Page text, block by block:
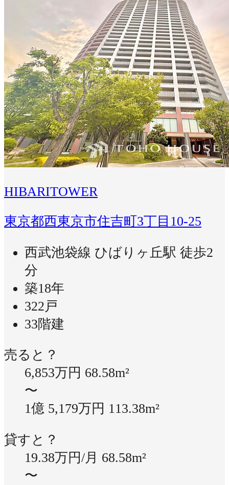
HIBARITOWER
東京都西東京市住吉町3丁目10-25
西武池袋線 ひばりヶ丘駅 徒歩2
分
築18年
322戸
33階建
売ると？
6,853万円 68.58m²
〜
1億 5,179万円 113.38m²
貸すと？
19.38万円/月 68.58m²
〜